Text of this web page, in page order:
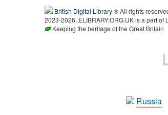
British Digital Library® All rights
2023-2026, ELIBRARY.ORG.UK is a part
Keeping the heritage of the Great Britain
Russia